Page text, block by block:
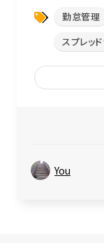
勤怠管理
スプレッ
You